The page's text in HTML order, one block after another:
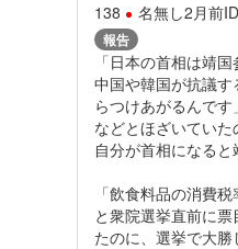
138 名無し2月前
報告
「日本の首相は靖
中国や韓国が抗議
らつけあがるんです」
などとほざいていた
自分が首相になる
「飲食料品の消費
と衆院選挙直前に
たのに、選挙で大